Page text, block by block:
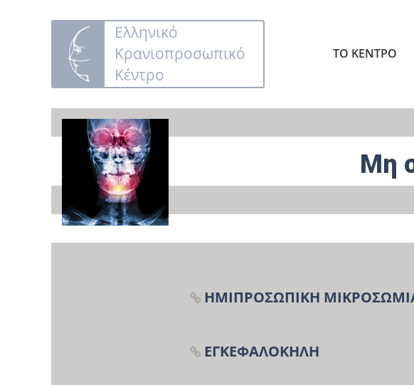
Ελληνικό
Κρανιοπροσωπικό
Κέντρο
ΤΟ ΚΕΝΤΡΟ
Μη
ΗΜΙΠΡΟΣΩΠΙΚΗ
ΕΓΚΕΦΑΛΟΚΗΛΗ